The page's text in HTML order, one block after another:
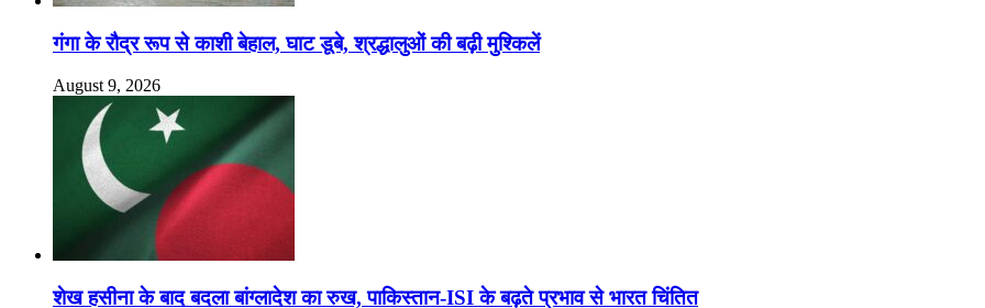
गंगा के रौद्र रूप से काशी बेहाल, घाट डूबे, श्रद्धालुओं की बढ़ी मुश्किलें
August 9, 2026
शेख हसीना के बाद बदला बांग्लादेश का रुख, पाकिस्तान-ISI के बढ़ते प्रभाव से भारत चिंतित